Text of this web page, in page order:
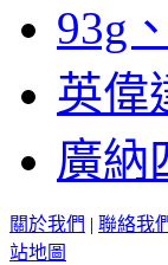
93g
英偉
廣納
關於我們 | 聯絡我
站地圖